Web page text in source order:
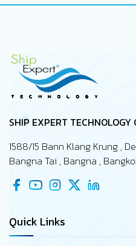
รายการซ่อมทำอาจจะถูกเลื่อนเพ
ปัญหายังไม่เคยถูกรายงานถึงสำ
SHIP EXPERT TECHNOLOGY
1588/15 Bann Klang Krung ,
Bangna Tai , Bangna ,
Quick Links